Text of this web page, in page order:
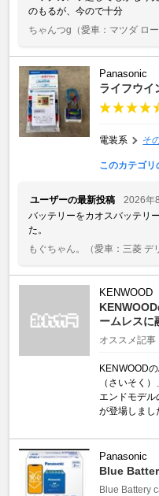
のもるが、今ので十分
ちゃんつg （愛車：マツダ ロ
Panasonic
ライフウイ
電装系 そ
このカテゴ
ユーザーの最新投稿
2026年
バッテリーをカオスバッテリ
た。
もぐちゃん。
（愛車：三菱 デ
KENWOOD
ームレスに
オススメ記事
KENWOOD
（さいそく
エンドモデル
が登場しまし
Panasonic
Blue
Blue Battery